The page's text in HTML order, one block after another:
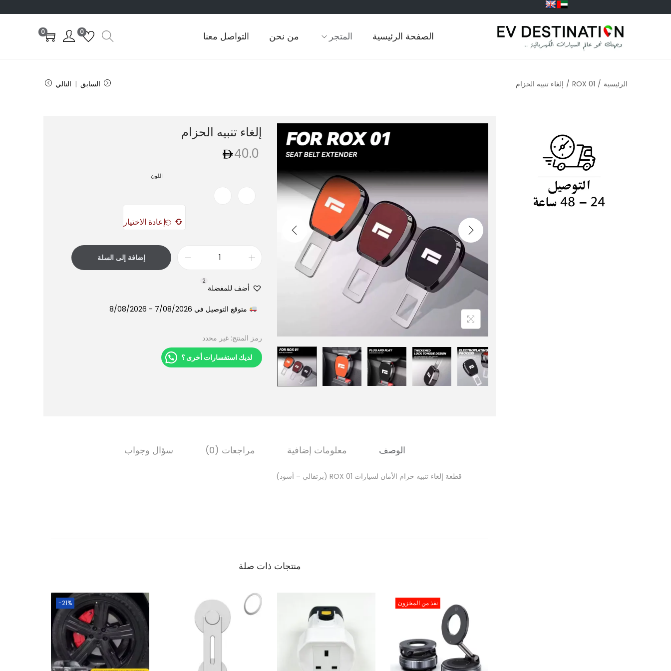
الصفحة الرئيسية المتجر من نحن التواصل معنا 0
0
الرئيسية /
ROX 01
/ إلغاء تنبيه الحزام السابق التالي
إلغاء تنبيه الحزام
40.0
اللون
إعادة الاختيار
إضافة إلى السلة
أضف للمفضلة
2
متوقع التوصيل في 7/08/2026 - 8/08/2026
رمز المنتج: غير محدد
لديك استفسارات أخرى ؟
الوصف معلومات إضافية مراجعات (0) سؤال وجواب
قطعة إلغاء تنبيه حزام الأمان لسيارات ROX 01 (برتقالي – أسود)
منتجات ذات صلة
-21% نفذ من المخزون